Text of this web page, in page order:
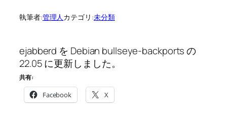
執筆者:管理人カテゴリ:未分類
ejabberd を Debian bullseye-backports の
22.05 に更新しました。
共有:
Facebook X